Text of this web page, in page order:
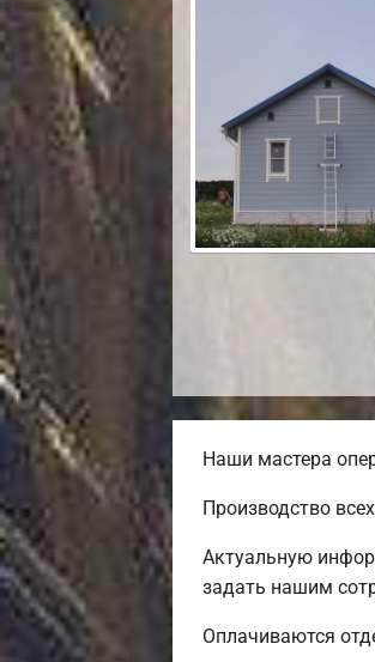
Наши мастера
Производство
Актуальную
задать нашим
Оплачиваются